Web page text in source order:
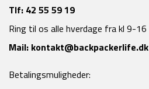
Tlf: 42 55 59 19
Ring til os alle hverdage fra kl 9-16
Mail: kontakt@backpackerlife.dk
Betalingsmuligheder: